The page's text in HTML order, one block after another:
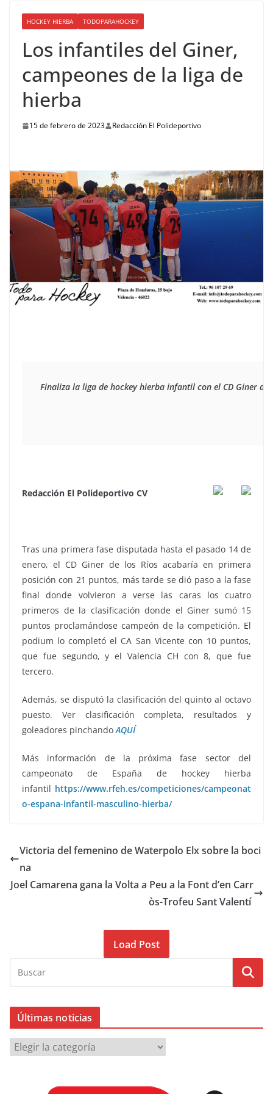
HOCKEY HIERBA TODOPARAHOCKEY
Los infantiles del Giner,
campeones de la liga de
hierba
15 de febrero de 2023 Redacción El Polideportivo
Finaliza la liga de hockey hierba infantil con el CD Giner de
Redacción El Polideportivo CV
Tras una primera fase disputada hasta el pasado 14 de
enero, el CD Giner de los Ríos acabaría en primera
posición con 21 puntos, más tarde se dió paso a la fase
final donde volvieron a verse las caras los cuatro
primeros de la clasificación donde el Giner sumó 15
puntos proclamándose campeón de la competición. El
podium lo completó el CA San Vicente con 10 puntos,
que fue segundo, y el Valencia CH con 8, que fue
tercero.
Además, se disputó la clasificación del quinto al octavo
puesto. Ver clasificación completa, resultados y
goleadores pinchandoAQUÍ
Más información de la próxima fase sector del
campeonato de España de hockey hierba
infantil https://www.rfeh.es/competiciones/campeonat
o-espana-infantil-masculino-hierba/
Victoria del femenino de Waterpolo Elx sobre la boci
na
Joel Camarena gana la Volta a Peu a la Font d’en Carr
òs-Trofeu Sant Valentí
Load Post
Últimas noticias
Ú
l